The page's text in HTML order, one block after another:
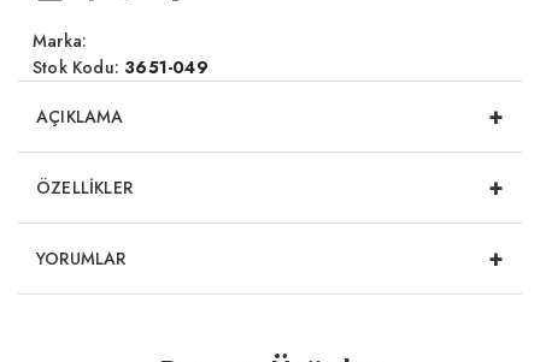
Marka:
Stok Kodu: 3651-049
AÇIKLAMA +
ÖZELLİKLER +
YORUMLAR +